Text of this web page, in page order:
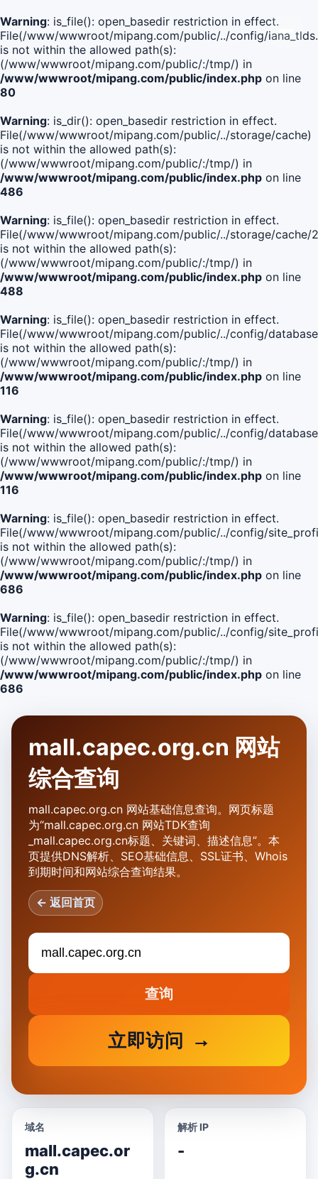
Warning: is_file(): open_basedir restriction in effect.
File(/www/wwwroot/mipang.com/public/../config/
is not within the allowed path(s):
(/www/wwwroot/mipang.com/public/:/tmp/) in
/www/wwwroot/mipang.com/public/index.php on line
80
Warning: is_dir(): open_basedir restriction in effect.
File(/www/wwwroot/mipang.com/public/../storage/cache)
is not within the allowed path(s):
(/www/wwwroot/mipang.com/public/:/tmp/) in
/www/wwwroot/mipang.com/public/index.php on line
486
Warning: is_file(): open_basedir restriction in effect.
File(/www/wwwroot/mipang.com/public/../storage/
is not within the allowed path(s):
(/www/wwwroot/mipang.com/public/:/tmp/) in
/www/wwwroot/mipang.com/public/index.php on line
488
Warning: is_file(): open_basedir restriction in effect.
File(/www/wwwroot/mipang.com/public/../config/
is not within the allowed path(s):
(/www/wwwroot/mipang.com/public/:/tmp/) in
/www/wwwroot/mipang.com/public/index.php on line
116
Warning: is_file(): open_basedir restriction in effect.
File(/www/wwwroot/mipang.com/public/../config/
is not within the allowed path(s):
(/www/wwwroot/mipang.com/public/:/tmp/) in
/www/wwwroot/mipang.com/public/index.php on line
116
Warning: is_file(): open_basedir restriction in effect.
File(/www/wwwroot/mipang.com/public/../config/
is not within the allowed path(s):
(/www/wwwroot/mipang.com/public/:/tmp/) in
/www/wwwroot/mipang.com/public/index.php on line
686
Warning: is_file(): open_basedir restriction in effect.
File(/www/wwwroot/mipang.com/public/../config/
is not within the allowed path(s):
(/www/wwwroot/mipang.com/public/:/tmp/) in
/www/wwwroot/mipang.com/public/index.php on line
686
mall.capec.org.cn 网站
综合查询
mall.capec.org.cn 网站基础信息查询。网页标题
为“mall.capec.org.cn 网站TDK查询
_mall.capec.org.cn标题、关键词、描述信息”。本
页提供DNS解析、SEO基础信息、SSL证书、Whois
到期时间和网站综合查询结果。
← 返回首页
查询
立即访问
域名
mall.capec.or
g.cn
解析 IP
-